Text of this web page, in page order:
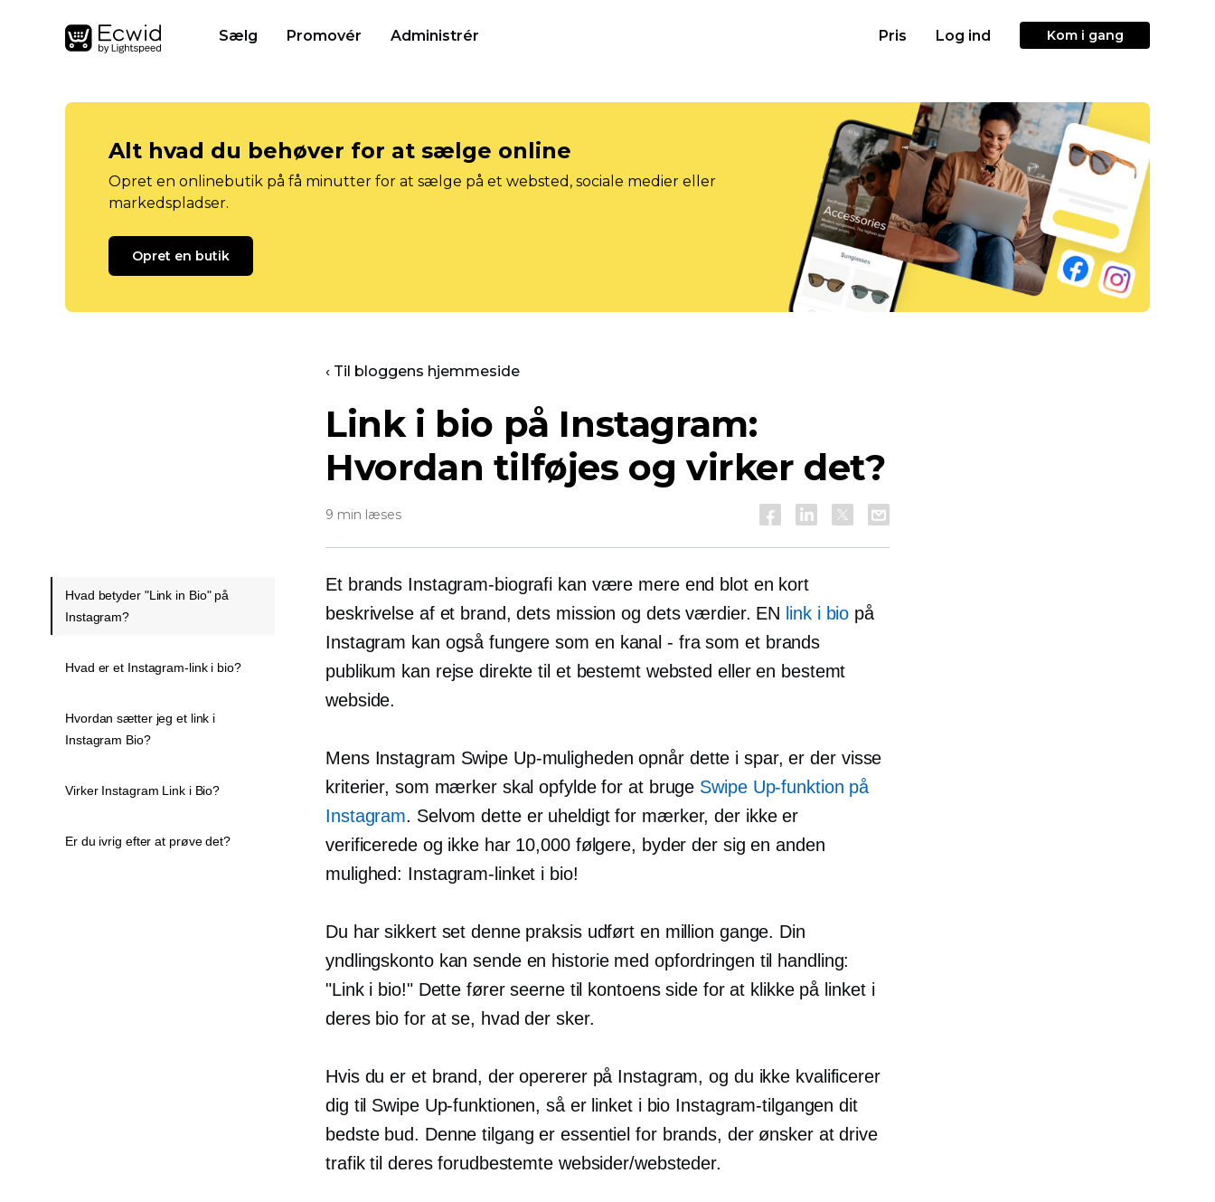
Sælg Promovér Administrér Pris Log ind Kom i gang
Alt hvad du behøver for at sælge online
Opret en onlinebutik på få minutter for at sælge på et websted, sociale medier eller
markedspladser.
Opret en butik
‹ Til bloggens hjemmeside
Link i bio på Instagram:
Hvordan tilføjes og virker det?
9 min læses
Et brands Instagram-biografi kan være mere end blot en kort
beskrivelse af et brand, dets mission og dets værdier. EN link i bio på
Instagram kan også fungere som en kanal - frasom et brands
publikum kan rejse direkte til et bestemt websted eller en bestemt
webside.
Mens Instagram Swipe Up-muligheden opnår dette i spar, er der visse
kriterier, som mærker skal opfylde for at bruge Swipe Up-funktion på
Instagram. Selvom dette er uheldigt for mærker, der ikke er
verificerede og ikke har 10,000 følgere, byder der sig en anden
mulighed: Instagram-linket i bio!
Du har sikkert set denne praksis udført en million gange. Din
yndlingskonto kan sende en historie med opfordringen til handling:
"Link i bio!" Dette fører seerne til kontoens side for at klikke på linket i
deres bio for at se, hvad der sker.
Hvis du er et brand, der opererer på Instagram, og du ikke kvalificerer
dig til Swipe Up-funktionen, så er linket i bio Instagram-tilgangen dit
bedste bud. Denne tilgang er essentiel for brands, der ønsker at drive
trafik til deres forudbestemte websider/websteder.
Hvad betyder "Link in Bio" på
Instagram?
Hvad er et Instagram-link i bio?
Hvordan sætter jeg et link i
Instagram Bio?
Virker Instagram Link i Bio?
Er du ivrig efter at prøve det?